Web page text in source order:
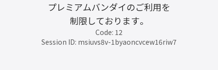
プレミアムバンダイのご利用を
制限しております。
Code: 12
Session ID: msiuvs8v-1byaoncvcew16riw7